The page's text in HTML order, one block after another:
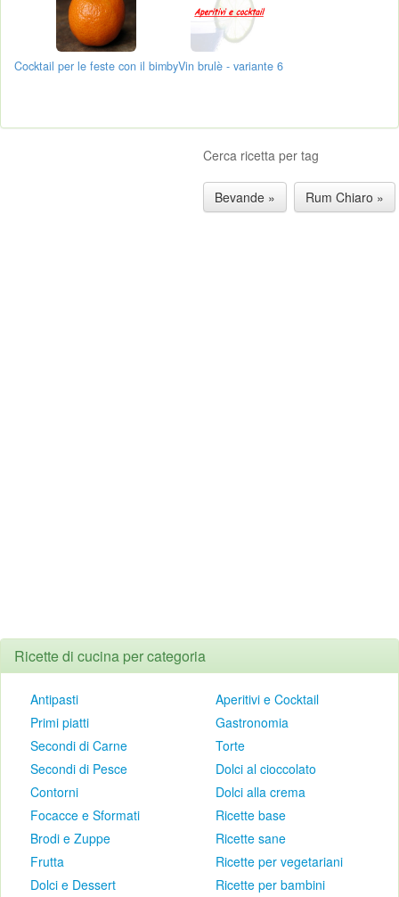
Cocktail per le feste con il bimbyVin brulè - variante 6
Cerca ricetta per tag
Bevande » Rum Chiaro »
Ricette di cucina per categoria
Antipasti
Primi piatti
Secondi di Carne
Secondi di Pesce
Contorni
Focacce e Sformati
Brodi e Zuppe
Frutta
Dolci e Dessert
Aperitivi e Cocktail
Gastronomia
Torte
Dolci al cioccolato
Dolci alla crema
Ricette base
Ricette sane
Ricette per vegetariani
Ricette per bambini